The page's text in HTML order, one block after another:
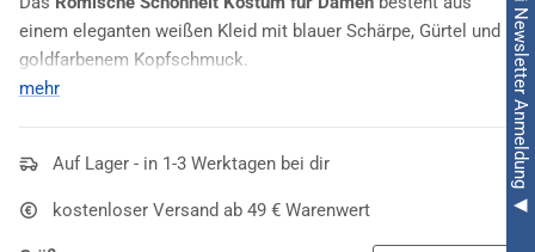
einem eleganten weißen Kleid mit blauer Schärpe, Gürtel und
goldfarbenem Kopfschmuck.
Wer seine eigene Schönheit mit einem gelungenen Kostüm zur
wird eine Freude mit demRömische Schönheit Damenkostüm
einer ausgeprägten Eleganz besticht, demGürtel
mehr
Auf Lager - in 1-3 Werktagen bei dir
kostenloser Versand ab 49 € Warenwert